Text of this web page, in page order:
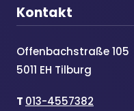
Kontakt
Offenbachstraße 105
5011 EH Tilburg
T 013-4557382